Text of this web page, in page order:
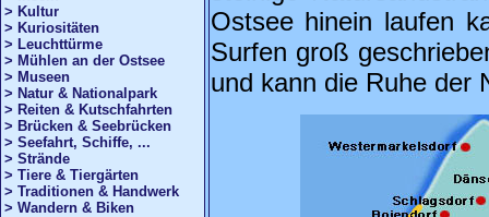
> Kultur
> Kuriositäten
> Leuchttürme
> Mühlen an der Ostsee
> Museen
> Natur & Nationalpark
> Reiten & Kutschfahrten
> Brücken & Seebrücken
> Seefahrt, Schiffe, ...
> Strände
> Tiere & Tiergärten
> Traditionen & Handwerk
> Wandern & Biken
Ostsee hinein laufen
Surfen groß
und kann die Ruhe der